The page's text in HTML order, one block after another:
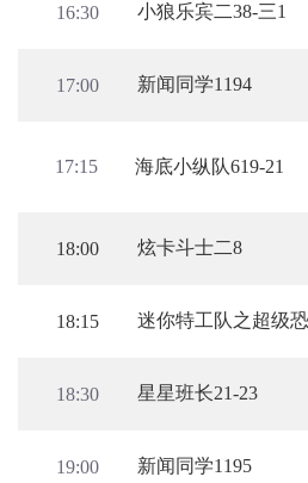
16:30 小狼乐宾二38-三1
17:00 新闻同学1194
17:15 海底小纵队619-21
18:00 炫卡斗士二8
18:15 迷你特工队之超级
18:30 星星班长21-23
19:00 新闻同学1195